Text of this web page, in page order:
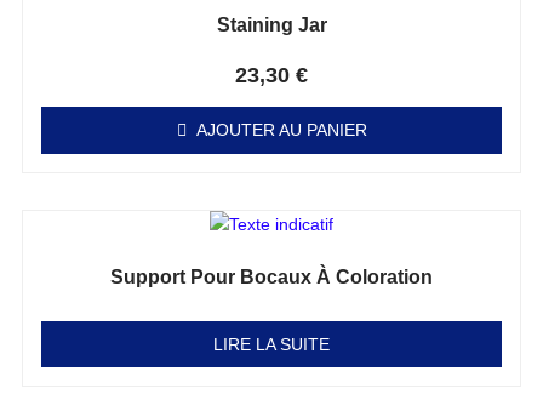
Staining Jar
23,30 €
AJOUTER AU PANIER
Support Pour Bocaux À Coloration
LIRE LA SUITE